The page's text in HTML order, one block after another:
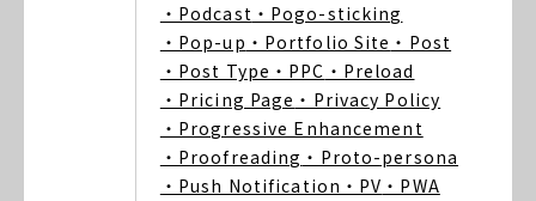
・Podcast ・Pogo-sticking
・Pop-up ・Portfolio Site ・Post
・Post Type ・PPC ・Preload
・Pricing Page ・Privacy Policy
・Progressive Enhancement
・Proofreading ・Proto-persona
・Push Notification ・PV ・PWA